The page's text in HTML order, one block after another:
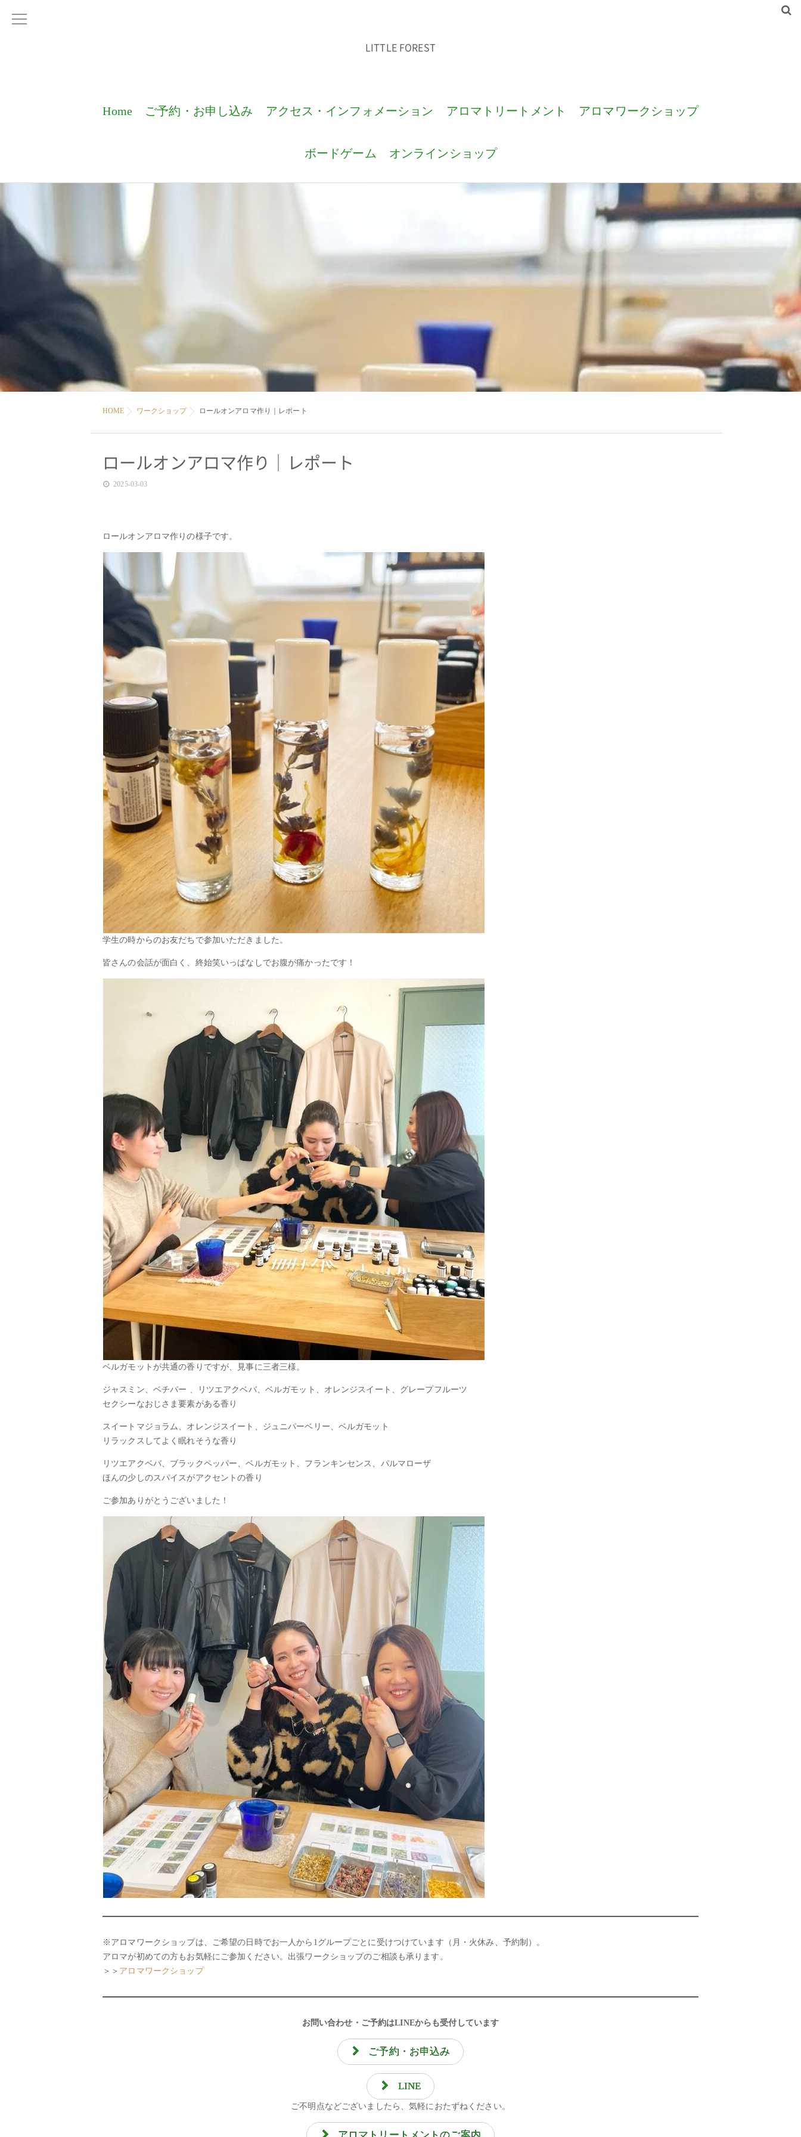
LITTLE FOREST
Home ご予約・お申し込み アクセス・インフォメーション アロマトリートメント アロマワークショップ
ボードゲーム オンラインショップ
HOME ワークショップ ロールオンアロマ作り｜レポート
ロールオンアロマ作り｜レポート
2025-03-03
ロールオンアロマ作りの様子です。
学生の時からのお友だちで参加いただきました。
皆さんの会話が面白く、終始笑いっぱなしでお腹が痛かったです！
ベルガモットが共通の香りですが、見事に三者三様。
ジャスミン、ベチバー 、リツエアクベバ、ベルガモット、オレンジスイート、グレープフルーツ
セクシーなおじさま要素がある香り
スイートマジョラム、オレンジスイート、ジュニパーベリー、ベルガモット
リラックスしてよく眠れそうな香り
リツエアクベバ、ブラックペッパー、ベルガモット、フランキンセンス、パルマローザ
ほんの少しのスパイスがアクセントの香り
ご参加ありがとうございました！
※アロマワークショップは、ご希望の日時でお一人から1グループごとに受けつけています（月・火休み、予約制）。
アロマが初めての方もお気軽にご参加ください。出張ワークショップのご相談も承ります。
＞＞ アロマワークショップ
お問い合わせ・ご予約はLINEからも受付しています
ご予約・お申込み
LINE
ご不明点などございましたら、気軽におたずねください。